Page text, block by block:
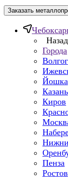
Заказать
Назад
Города
Казань
Киров
Пенза